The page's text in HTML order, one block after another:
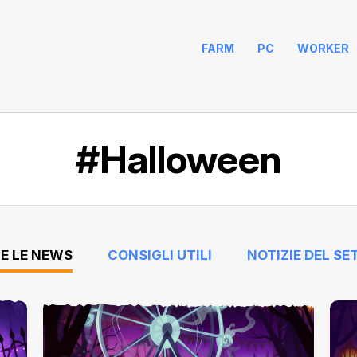
FARM PC WORKER
#Halloween
LE NEWS CONSIGLI UTILI NOTIZIE DEL